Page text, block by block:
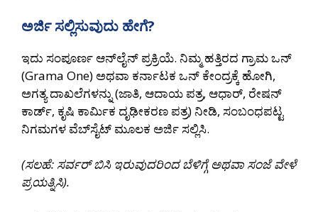
ಅರ್ಜಿ ಸಲ್ಲಿಸುವುದು ಹೇಗೆ?
ಇದು ಸಂಪೂರ್ಣ ಆನ್‌ಲೈನ್ ಪ್ರಕ್ರಿಯೆ. ನಿಮ್ಮ ಹತ್ತಿರದ ಗ್ರಾಮ ಒನ್
(Grama One) ಅಥವಾ ಕರ್ನಾಟಕ ಒನ್ ಕೇಂದ್ರಕ್ಕೆ ಹೋಗಿ,
ಅಗತ್ಯ ದಾಖಲೆಗಳನ್ನು (ಜಾತಿ, ಆದಾಯ ಪತ್ರ, ಆಧಾರ್, ರೇಷನ್
ಕಾರ್ಡ್, ಕೃಷಿ ಕಾರ್ಮಿಕ ದೃಢೀಕರಣ ಪತ್ರ) ನೀಡಿ, ಸಂಬಂಧಪಟ್ಟ
ನಿಗಮಗಳ ವೆಬ್‌ಸೈಟ್ ಮೂಲಕ ಅರ್ಜಿ ಸಲ್ಲಿಸಿ.
(ಸಲಹೆ: ಸರ್ವರ್ ಬಿಸಿ ಇರುವುದರಿಂದ ಬೆಳಿಗ್ಗೆ ಅಥವಾ ಸಂಜೆ ವೇಳೆ
ಪ್ರಯತ್ನಿಸಿ).